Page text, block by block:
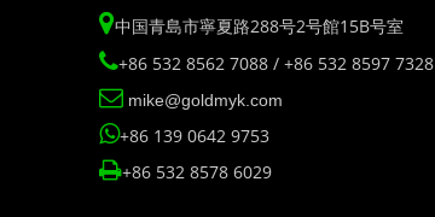
中国青島市寧夏路288号2号館15B号室
+86 532 8562 7088 / +86 532 8597 7328
 mike@goldmyk.com
+86 139 0642 9753
+86 532 8578 6029